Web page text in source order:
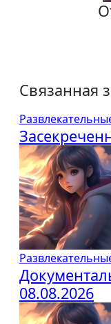
Связанная
08.08.2026